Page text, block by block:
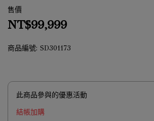
售價
NT$99,999
商品編號: SD301173
此商品參與的優惠活動
結帳加購